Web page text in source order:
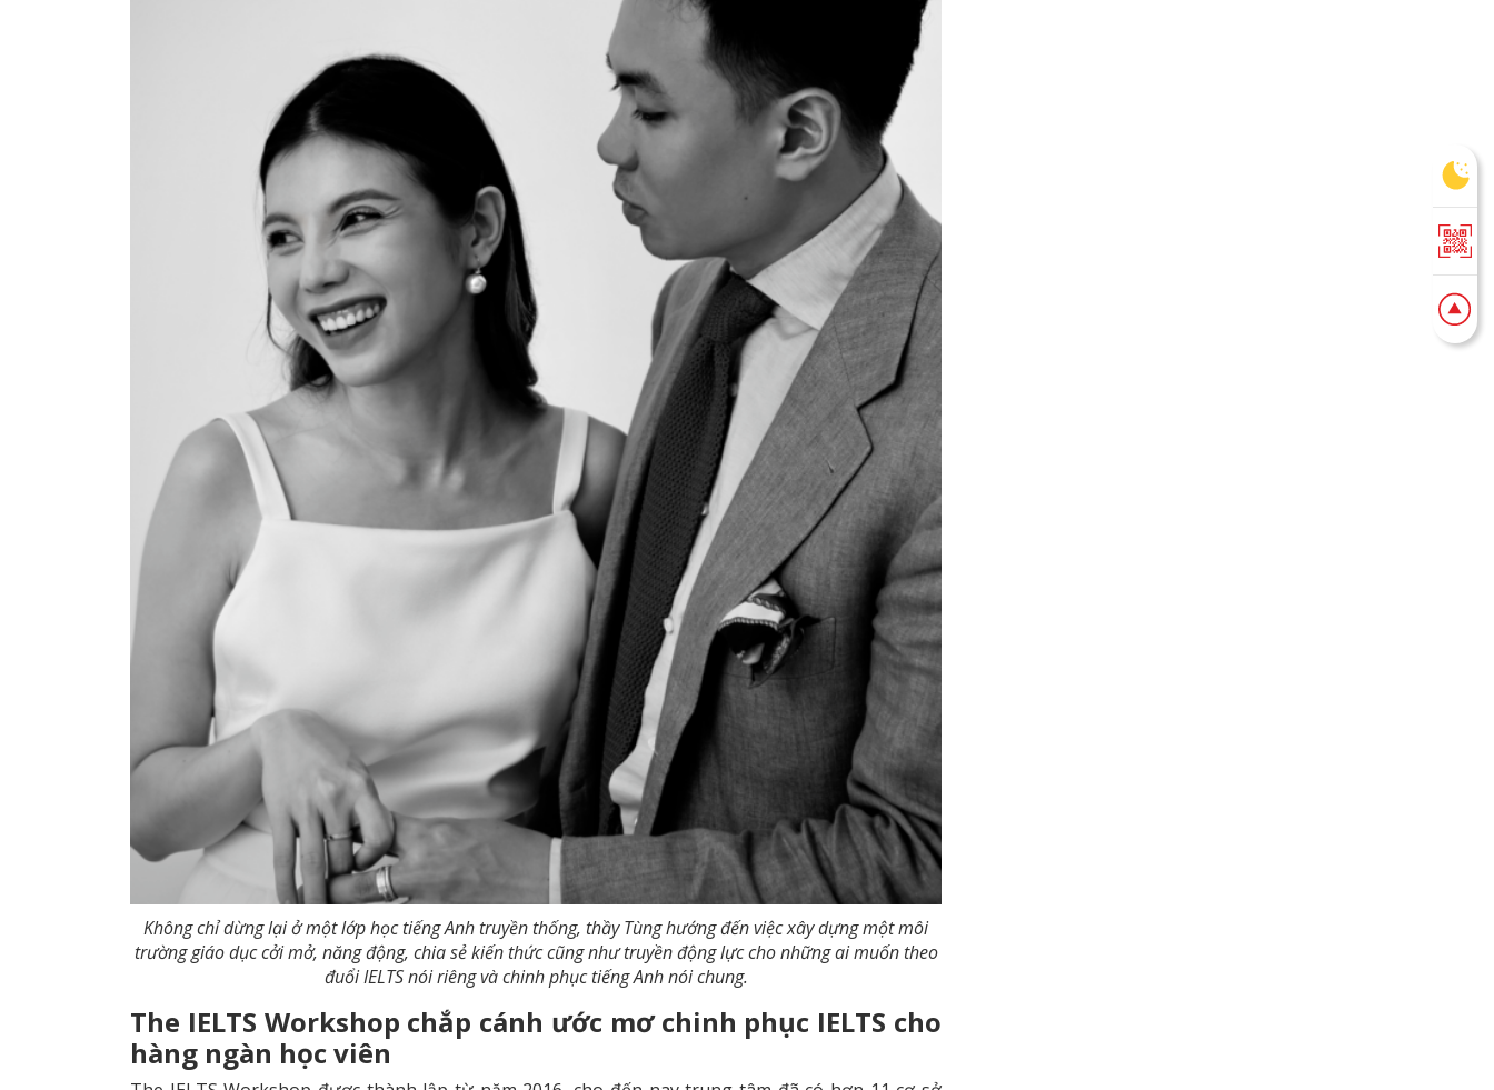
Không chỉ dừng lại ở một lớp học tiếng Anh truyền thống, thầy Tùng hướng đến việc xây dựng một môi
trường giáo dục cởi mở, năng động, chia sẻ kiến thức cũng như truyền động lực cho những ai muốn theo
đuổi IELTS nói riêng và chinh phục tiếng Anh nói chung.
The IELTS Workshop chắp cánh ước mơ chinh phục IELTS cho
hàng ngàn học viên